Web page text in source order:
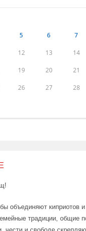
5 6 7
12 13 14
19 20 21
26 27 28
объединяют киприотов и
традиции, общие